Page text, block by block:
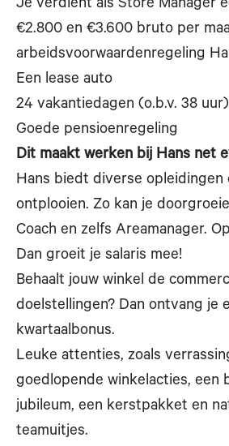
Je verdient als Store Manager
€2.800 en €3.600 bruto per
arbeidsvoorwaardenregeling
Een lease auto
24 vakantiedagen (o.b.v. 38 uur)
Goede pensioenregeling
Dit maakt werken bij Hans net
Hans biedt diverse opleidingen
ontplooien. Zo kan je
Coach en zelfs Areamanager.
Dan groeit je salaris mee!
Behaalt jouw winkel de
doelstellingen? Dan ontvang je
kwartaalbonus.
Leuke attenties, zoals
goedlopende winkelacties, een
jubileum, een kerstpakket en
teamuitjes.